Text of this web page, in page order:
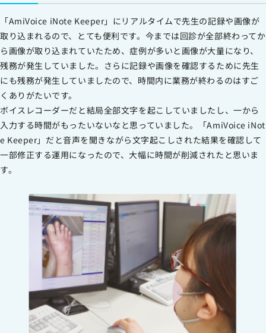
「AmiVoice iNote Keeper」にリアルタイムで先生の記録や画像が
取り込まれるので、とても便利です。今までは回診が全部終わってか
ら画像が取り込まれていたため、症例が多いと画像が大量になり、
残務が発生していました。さらに記録や画像を確認するために先生
にも残務が発生していましたので、時間内に業務が終わるのはすご
くありがたいです。
ボイスレコーダーだと結局全部文字を起こしていましたし、一から
入力する時間がもったいないなと思っていました。「AmiVoice iNot
e Keeper」だと音声を聞きながら文字起こしされた結果を確認して
一部修正する運用になったので、大幅に時間が削減されたと思いま
す。